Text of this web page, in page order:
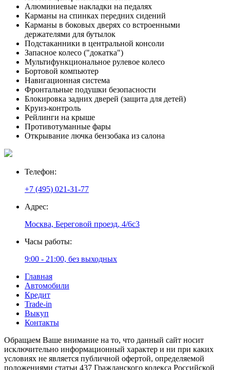
Алюминиевые накладки на педалях
Карманы на спинках передних сидений
Карманы в боковых дверях со встроенными
держателями для бутылок
Подстаканники в центральной консоли
Запасное колесо ("докатка")
Мультифункциональное рулевое колесо
Бортовой компьютер
Навигационная система
Фронтальные подушки безопасности
Блокировка задних дверей (защита для детей)
Круиз-контроль
Рейлинги на крыше
Противотуманные фары
Открывание лючка бензобака из салона
Телефон:
+7 (495) 021-31-77
Адрес:
Москва, Береговой проезд, 4/6с3
Часы работы:
9:00 - 21:00, без выходных
Главная
Автомобили
Кредит
Trade-in
Выкуп
Контакты
Обращаем Ваше внимание на то, что данный сайт носит
исключительно информационный характер и ни при каких
условиях не является публичной офертой, определяемой
положениями статьи 437 Гражданского кодекса Российской